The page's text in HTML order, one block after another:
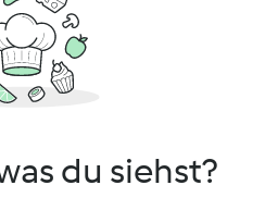
du siehst?